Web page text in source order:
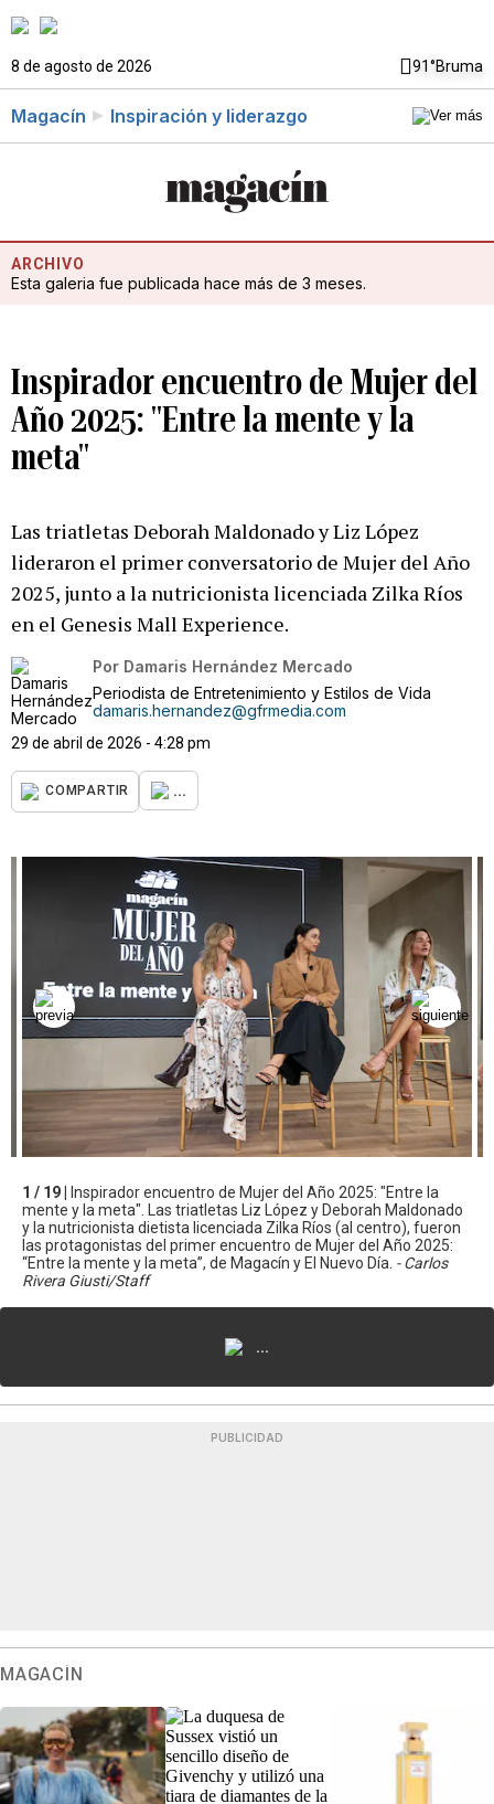
8 de agosto de 2026 91°Bruma
Magacín Inspiración y liderazgo
ARCHIVO
Esta galeria fue publicada hace más de 3 meses.
Inspirador encuentro de Mujer del
Año 2025: "Entre la mente y la
meta"
Las triatletas Deborah Maldonado y Liz López
lideraron el primer conversatorio de Mujer del Año
2025, junto a la nutricionista licenciada Zilka Ríos
en el Genesis Mall Experience.
Por Damaris Hernández Mercado
Periodista de Entretenimiento y Estilos de Vida
damaris.hernandez@gfrmedia.com
29 de abril de 2026 - 4:28 pm
COMPARTIR ...
1 / 19 |
Inspirador encuentro de Mujer del Año 2025: "Entre la
mente y la meta". Las triatletas Liz López y Deborah Maldonado
y la nutricionista dietista licenciada Zilka Ríos (al centro), fueron
las protagonistas del primer encuentro de Mujer del Año 2025:
“Entre la mente y la meta”, de Magacín y El Nuevo Día. - Carlos
Rivera Giusti/Staff
...
PUBLICIDAD
MAGACÍN